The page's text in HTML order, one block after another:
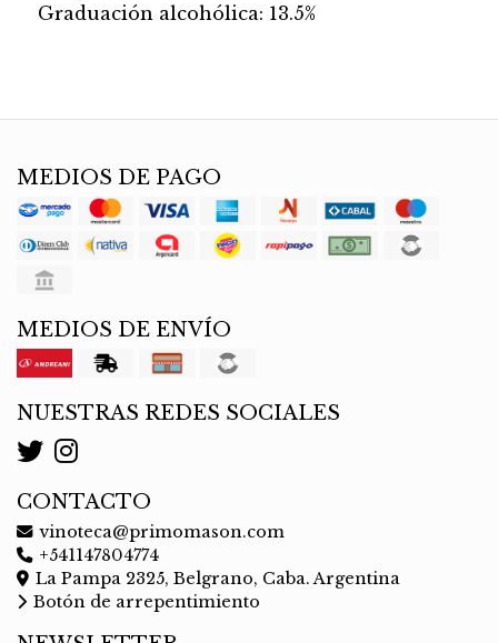
Graduación alcohólica: 13.5%
MEDIOS DE PAGO
MEDIOS DE ENVÍO
NUESTRAS REDES SOCIALES
CONTACTO
vinoteca@primomason.com
+541147804774
La Pampa 2325, Belgrano, Caba. Argentina
Botón de arrepentimiento